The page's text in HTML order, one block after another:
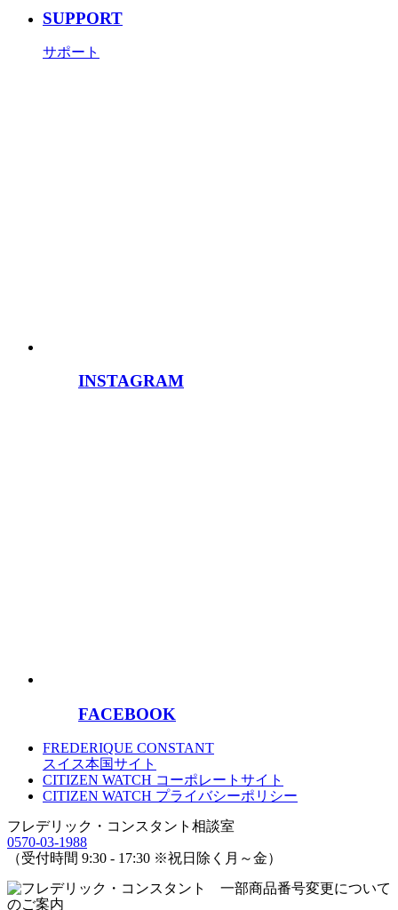
SUPPORT
サポート
INSTAGRAM
FACEBOOK
FREDERIQUE CONSTANT
スイス本国サイト
CITIZEN WATCH コーポレートサイト
CITIZEN WATCH プライバシーポリシー
フレデリック・コンスタント相談室
0570-03-1988
（受付時間 9:30 - 17:30 ※祝日除く月～金）